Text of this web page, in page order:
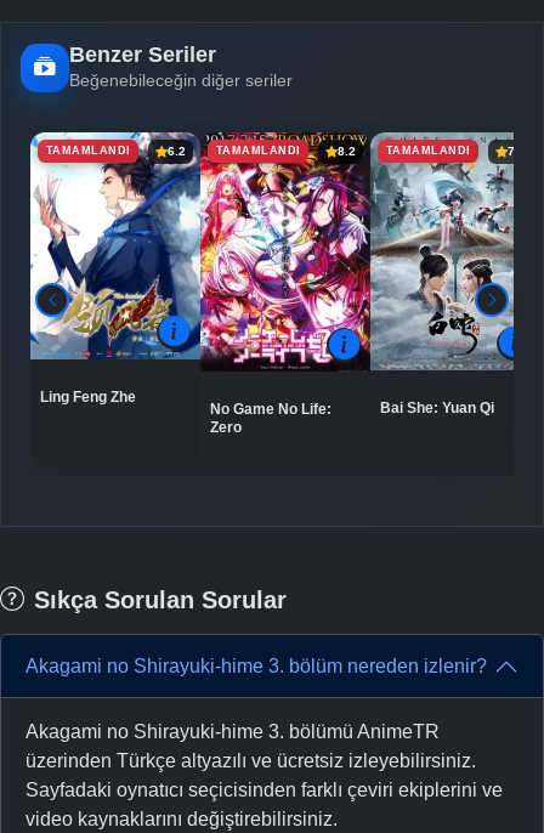
Benzer Seriler
Beğenebileceğin diğer seriler
TAMAMLANDI 6.2
Ling Feng Zhe
TAMAMLANDI 8.2
No Game No Life:
Zero
TAMAMLANDI 7.5
Bai She: Yuan Qi
Sıkça Sorulan Sorular
Akagami no Shirayuki-hime 3. bölüm nereden izlenir?
Akagami no Shirayuki-hime 3. bölümü AnimeTR
üzerinden Türkçe altyazılı ve ücretsiz izleyebilirsiniz.
Sayfadaki oynatıcı seçicisinden farklı çeviri ekiplerini ve
video kaynaklarını değiştirebilirsiniz.